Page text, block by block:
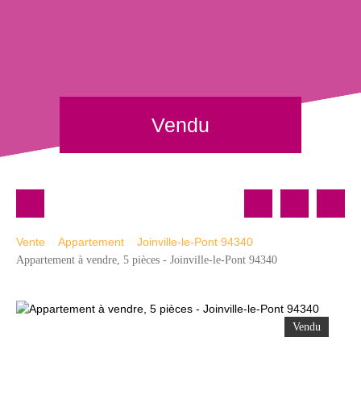
Vendu
Vente Appartement
Joinville-le-Pont 94340
Appartement à vendre, 5 pièces - Joinville-le-Pont 94340
Vendu